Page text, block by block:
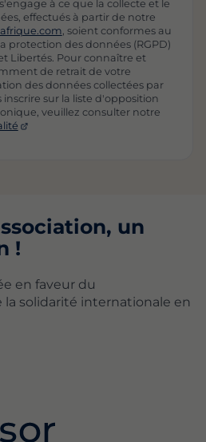
à ce que la collecte et le
effectués à partir de notre
, soient conformes au
protection des données (RGPD)
Libertés. Pour connaître et
de retrait de votre
des données collectées par
sur la liste d'opposition
veuillez consulter notre
un
!
en faveur du
solidarité internationale en